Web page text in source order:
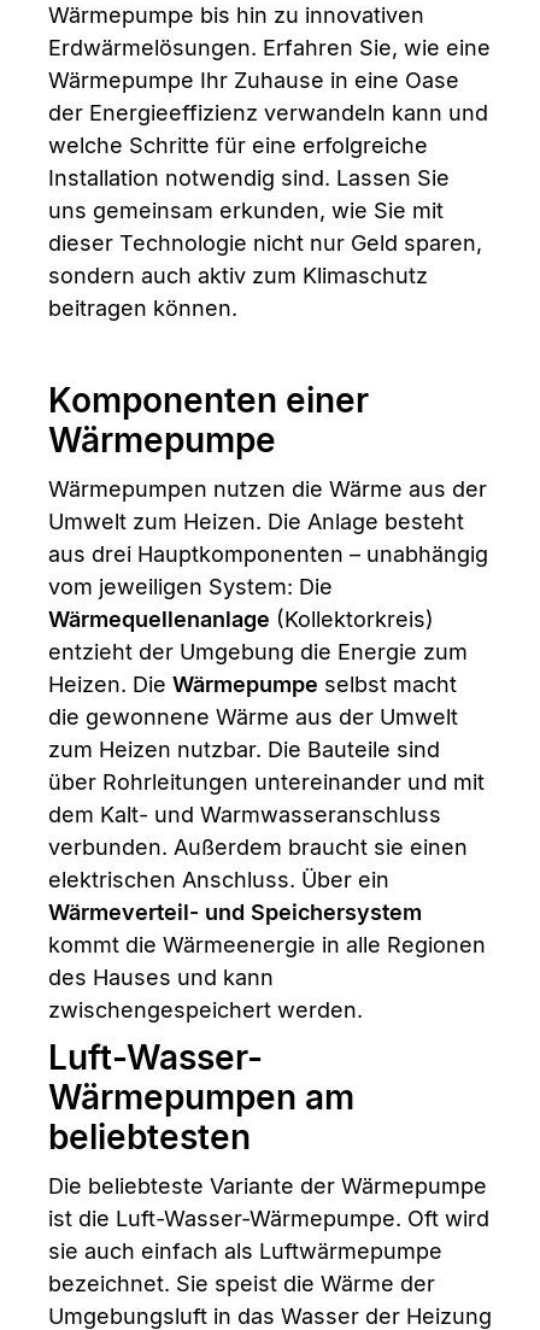
Wärmepumpe bis hin zu innovativen
Erdwärmelösungen. Erfahren Sie, wie eine
Wärmepumpe Ihr Zuhause in eine Oase
der Energieeffizienz verwandeln kann und
welche Schritte für eine erfolgreiche
Installation notwendig sind. Lassen Sie
uns gemeinsam erkunden, wie Sie mit
dieser Technologie nicht nur Geld sparen,
sondern auch aktiv zum Klimaschutz
beitragen können.
Komponenten einer
Wärmepumpe
Wärmepumpen nutzen die Wärme aus der
Umwelt zum Heizen. Die Anlage besteht
aus drei Hauptkomponenten – unabhängig
vom jeweiligen System: Die
Wärmequellenanlage (Kollektorkreis)
entzieht der Umgebung die Energie zum
Heizen. Die Wärmepumpe selbst macht
die gewonnene Wärme aus der Umwelt
zum Heizen nutzbar. Die Bauteile sind
über Rohrleitungen untereinander und mit
dem Kalt- und Warmwasseranschluss
verbunden. Außerdem braucht sie einen
elektrischen Anschluss. Über ein
Wärmeverteil- und Speichersystem
kommt die Wärmeenergie in alle Regionen
des Hauses und kann
zwischengespeichert werden.
Luft-Wasser-
Wärmepumpen am
beliebtesten
Die beliebteste Variante der Wärmepumpe
ist die Luft-Wasser-Wärmepumpe. Oft wird
sie auch einfach als Luftwärmepumpe
bezeichnet. Sie speist die Wärme der
Umgebungsluft in das Wasser der Heizung